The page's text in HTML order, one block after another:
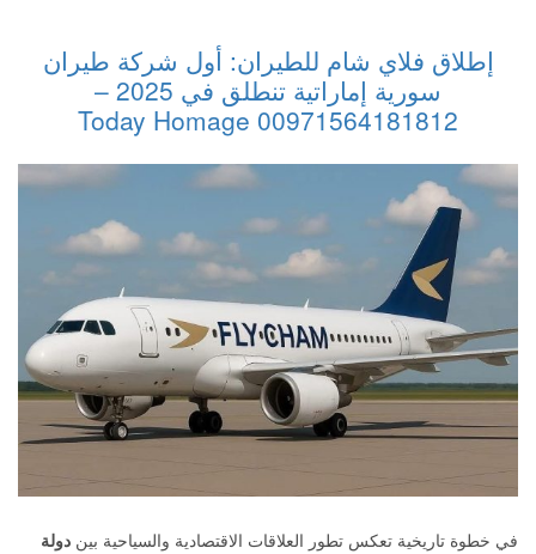
إطلاق فلاي شام للطيران: أول شركة طيران
سورية إماراتية تنطلق في 2025 –
00971564181812 Today Homage
في خطوة تاريخية تعكس تطور العلاقات الاقتصادية والسياحية بين دولة